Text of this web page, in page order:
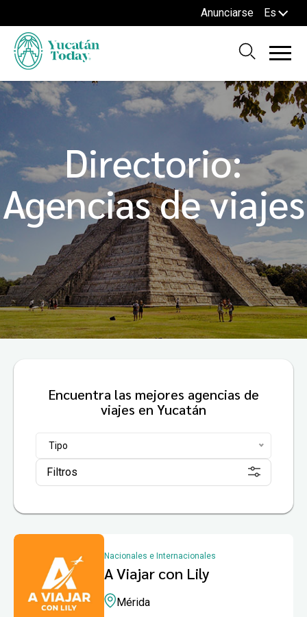
Anunciarse Es
Directorio:
Agencias de viajes
Encuentra las mejores agencias de
viajes en Yucatán
Tipo
Filtros
Nacionales e Internacionales
A Viajar con Lily
Mérida